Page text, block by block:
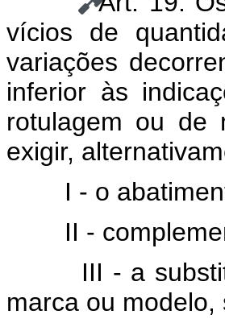
vícios de
variações
inferior às
rotulagem ou de
exigir,
I - o
II -
III - a
marca ou